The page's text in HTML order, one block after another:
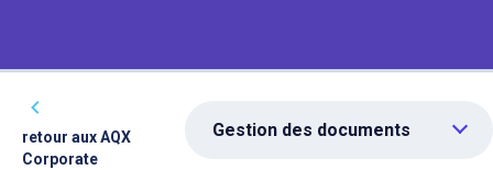
retour aux AQX
Corporate
Gestion des documents